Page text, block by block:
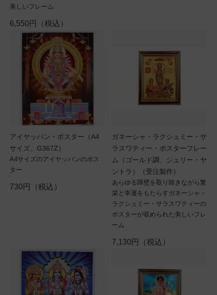
美しいフレーム
6,550円（税込）
アイヤッパン・ポスター（A4
サイズ、G367Z）
A4サイズのアイヤッパンのポス
ター
730円（税込）
ガネーシャ・ラクシュミー・サ
ラスワティー・ポスターフレー
ム（ゴールド調、シュリー・ヤ
ントラ）（受注製作）
あらゆる障壁を取り除きながら繁
栄と幸運をもたらすガネーシャ・
ラクシュミー・サラスワティーの
ポスターが収められた美しいフレ
ーム
7,130円（税込）